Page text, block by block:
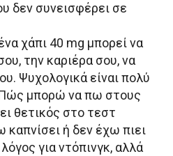
δεν συνεισφέρει σε
χάπι 40 mg μπορεί να
την καριέρα σου, να
Ψυχολογικά είναι πολύ
μπορώ να πω στους
θετικός στο τεστ
καπνίσει ή δεν έχω πιει
για ντόπινγκ, αλλά